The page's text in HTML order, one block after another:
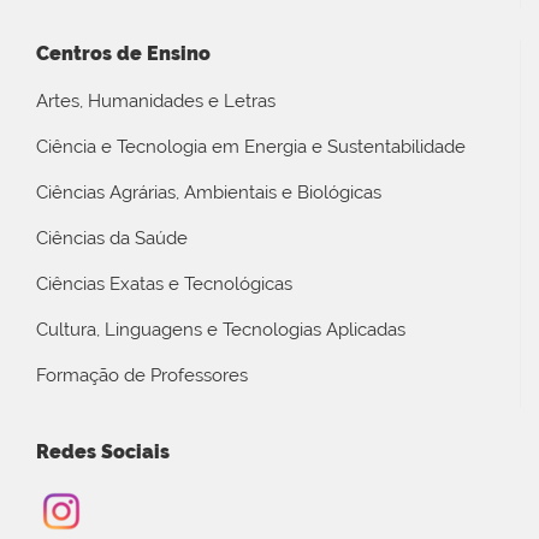
Centros de Ensino
Artes, Humanidades e Letras
Ciência e Tecnologia em Energia e Sustentabilidade
Ciências Agrárias, Ambientais e Biológicas
Ciências da Saúde
Ciências Exatas e Tecnológicas
Cultura, Linguagens e Tecnologias Aplicadas
Formação de Professores
Redes Sociais